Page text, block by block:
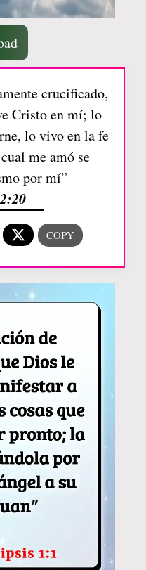
crucificado,
Cristo en mí; lo
lo vivo en la fe
me amó se
por mí”